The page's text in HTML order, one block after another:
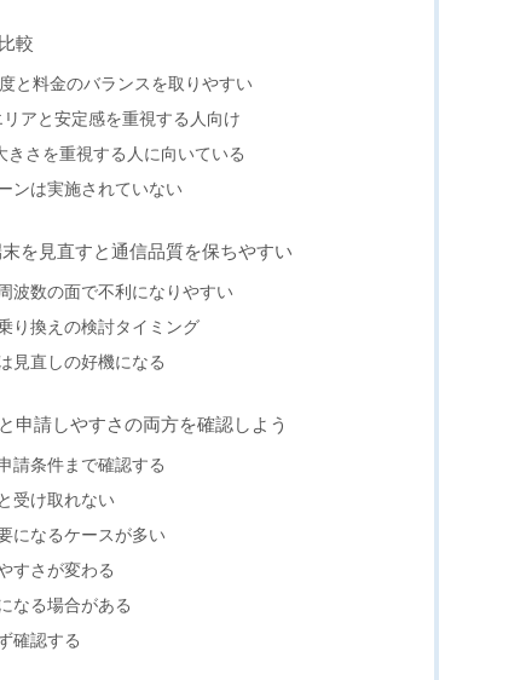
較
と料金のバランスを取りやすい
アと安定感を重視する人向け
さを重視する人に向いている
ンは実施されていない
を見直すと通信品質を保ちやすい
波数の面で不利になりやすい
り換えの検討タイミング
見直しの好機になる
申請しやすさの両方を確認しよう
請条件まで確認する
受け取れない
になるケースが多い
すさが変わる
なる場合がある
確認する